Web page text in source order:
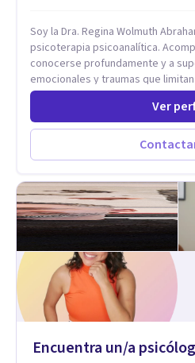
Soy la Dra. Regina Wolmuth
psicoterapia psicoanalítica.
conocerse profundamente y a
emocionales y traumas que
trabajado en reconocidas
Psiquiátrico San Rafael, Instituto
Bernardino, Hospital Psiquiátrico
Integración Juvenil. Además,
en comunidades como Olivar del
Ver
Encuentra un/a